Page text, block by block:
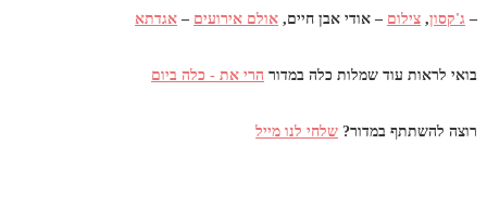
– ג'קסון, צילום – אודי אבן חיים, אולם אירועים – אגדתא
בואי לראות עוד שמלות כלה במדור הרי את - כלה ביום
רוצה להשתתף במדור? שלחי לנו מייל